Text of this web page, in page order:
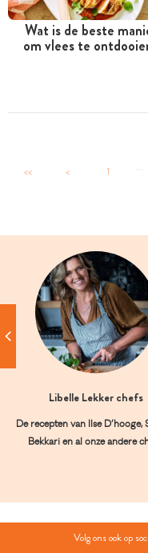
Wat is de beste
om vlees te
<< < 1 ...
Libelle Lekker chefs
De recepten van Ilse D’hooge,
Bekkari en al onze andere
Volg ons ook op